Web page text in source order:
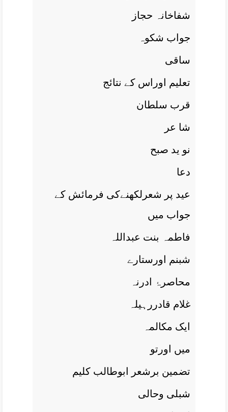
شفاخانہ حجاز
جواب شکوہ
ساقی
تعليم اوراس کے نتائج
قرب سلطان
شا عر
نو يد صبح
دعا
عيد پر شعرلکھنےکی فرمائش کے
جواب ميں
فاطمہ بنت عبداللہ
شبنم اورستارے
محاصرۂ ادرنہ
غلام قادررہيلہ
ايک مکالمہ
ميں اورتو
تضمين برشعر ابوطالب کليم
شبلی وحالی